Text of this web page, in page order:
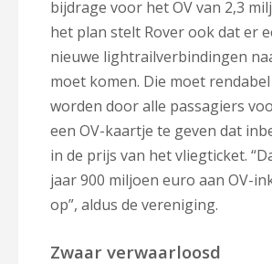
bijdrage voor het OV van 2,3
het plan stelt Rover ook dat er
nieuwe lightrailverbindingen
moet komen. Die moet
worden door alle passagiers
een OV-kaartje te geven dat
in de prijs van het vliegticket.
jaar 900 miljoen euro aan OV-
op”, aldus de vereniging.
Zwaar verwaarloosd